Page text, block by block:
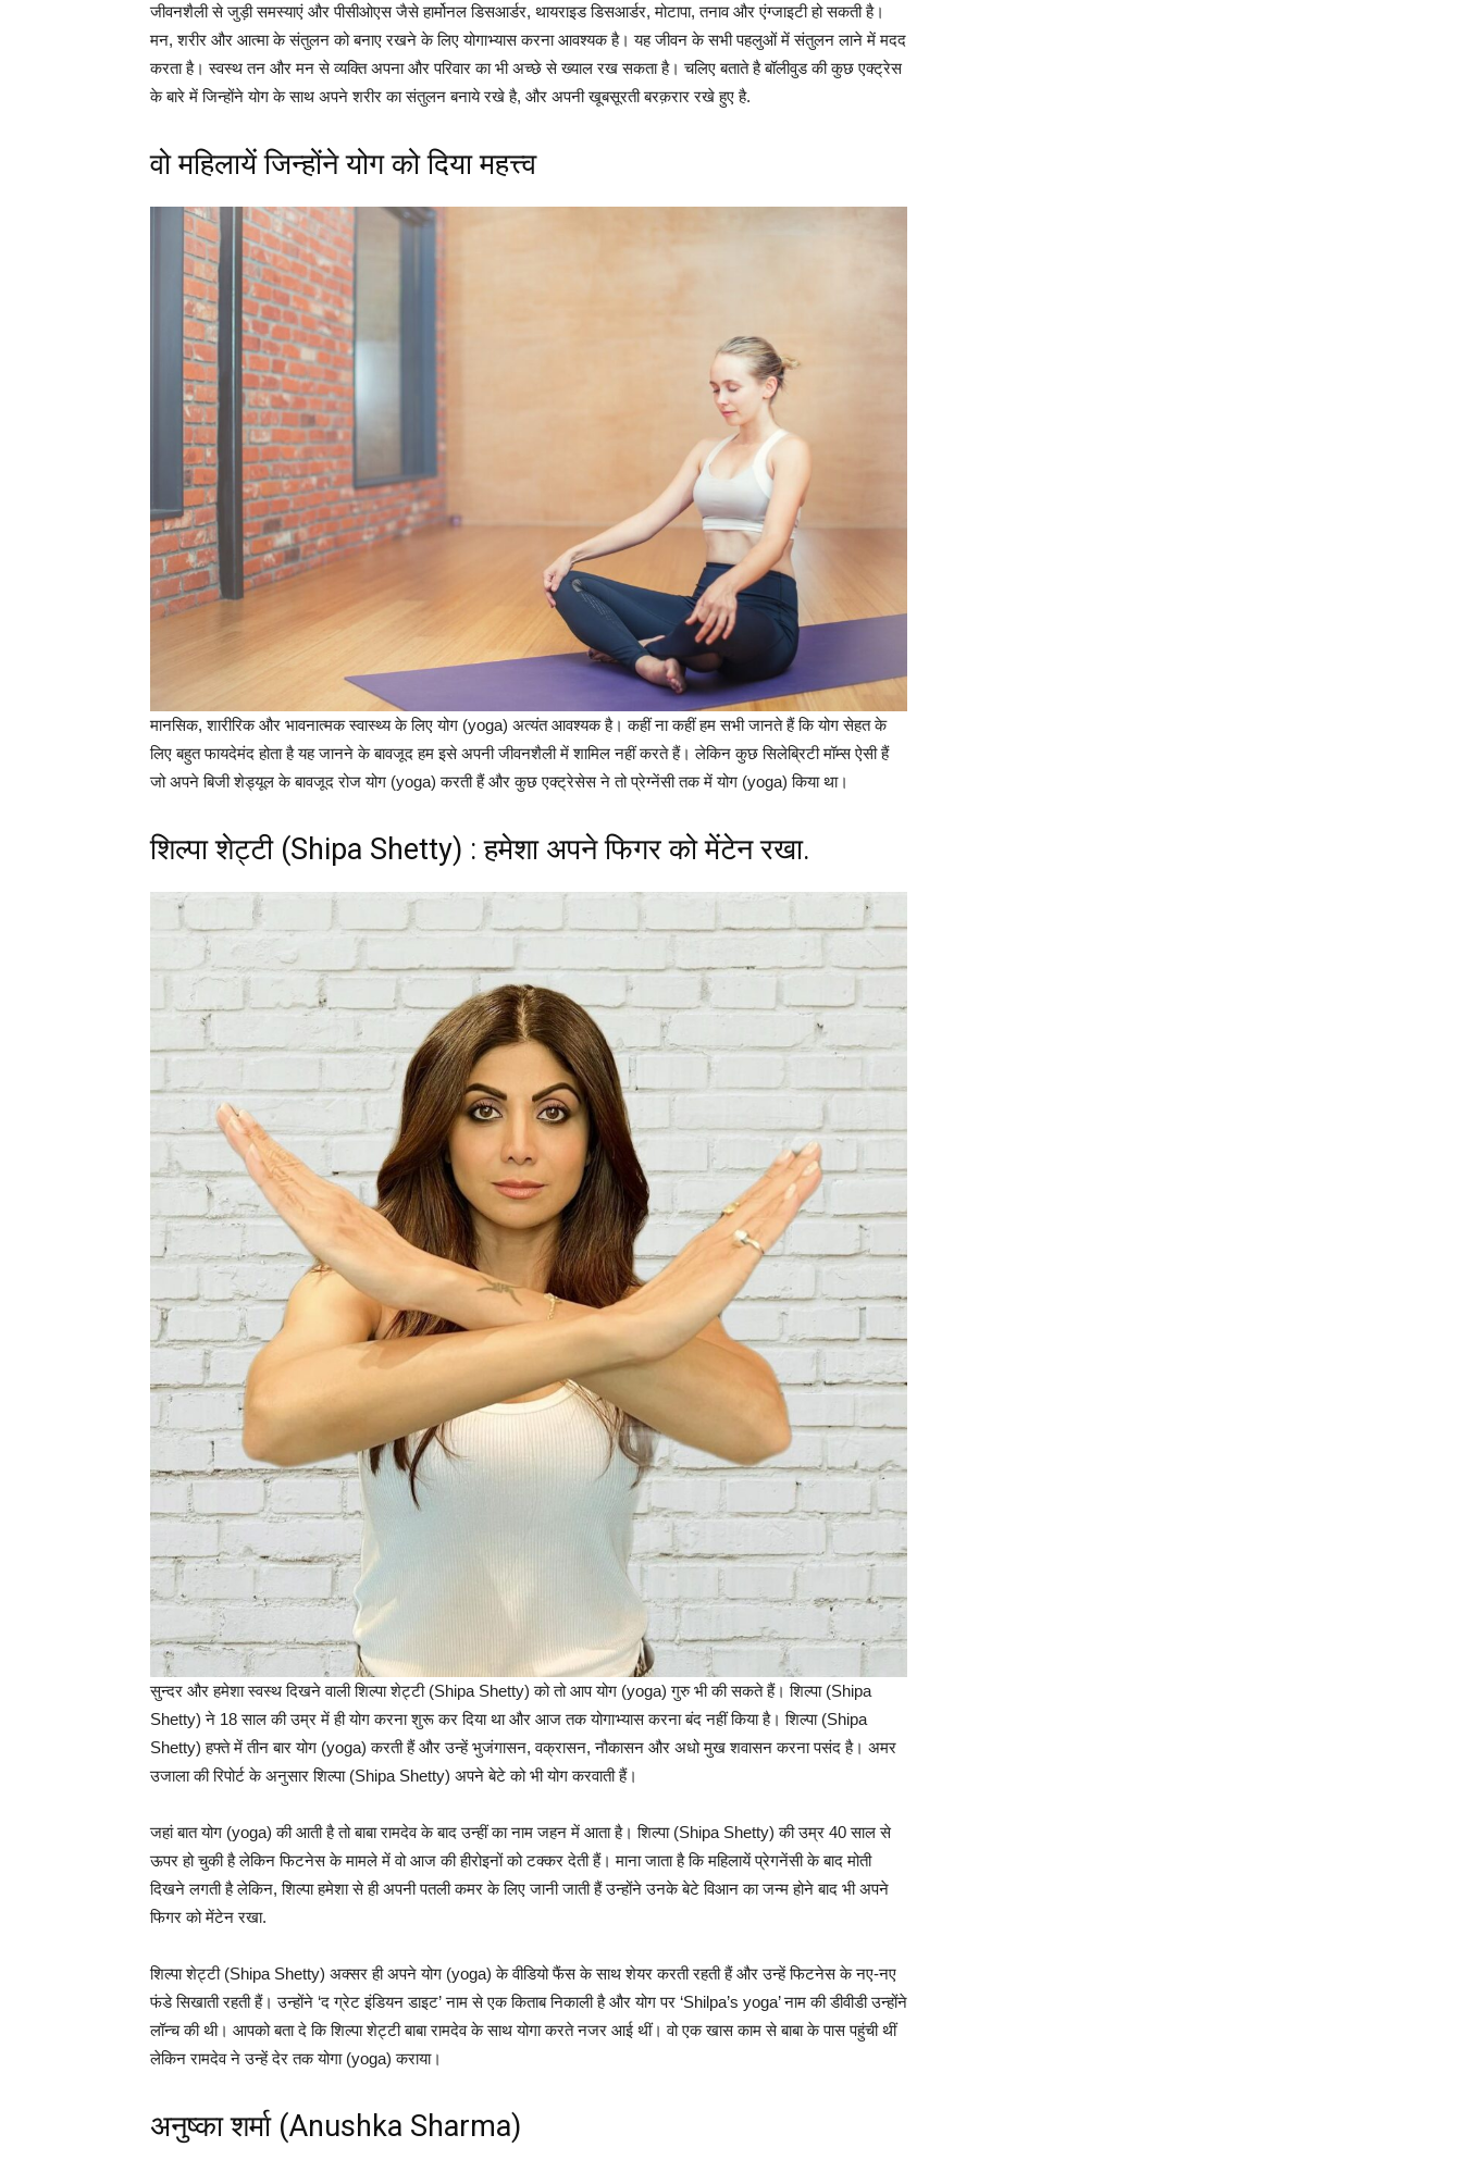
जीवनशैली से जुड़ी समस्याएं और पीसीओएस जैसे हार्मोनल डिसआर्डर, थायराइड डिसआर्डर, मोटापा, तनाव और एंग्जाइटी हो सकती है।
मन, शरीर और आत्मा के संतुलन को बनाए रखने के लिए योगाभ्यास करना आवश्यक है। यह जीवन के सभी पहलुओं में संतुलन लाने में मदद
करता है। स्वस्थ तन और मन से व्यक्ति अपना और परिवार का भी अच्छे से ख्याल रख सकता है। चलिए बताते है बॉलीवुड की कुछ एक्ट्रेस
के बारे में जिन्होंने योग के साथ अपने शरीर का संतुलन बनाये रखे है, और अपनी खूबसूरती बरक़रार रखे हुए है.
वो महिलायें जिन्होंने योग को दिया महत्त्व
मानसिक, शारीरिक और भावनात्‍मक स्‍वास्‍थ्‍य के लिए योग (yoga) अत्‍यंत आवश्‍यक है। कहीं ना कहीं हम सभी जानते हैं कि योग सेहत के
लिए बहुत फायदेमंद होता है यह जानने के बावजूद हम इसे अपनी जीवनशैली में शामिल नहीं करते हैं। लेकिन कुछ सिलेब्रिटी मॉम्‍स ऐसी हैं
जो अपने बिजी शेड्यूल के बावजूद रोज योग (yoga) करती हैं और कुछ एक्‍ट्रेसेस ने तो प्रेग्‍नेंसी तक में योग (yoga) किया था।
​शिल्‍पा शेट्टी (Shipa Shetty) : हमेशा अपने फिगर को मेंटेन रखा.
सुन्दर और हमेशा स्वस्थ दिखने वाली शिल्‍पा शेट्टी (Shipa Shetty) को तो आप योग (yoga) गुरु भी की सकते हैं। शिल्‍पा (Shipa
Shetty) ने 18 साल की उम्र में ही योग करना शुरू कर दिया था और आज तक योगाभ्‍यास करना बंद नहीं किया है। शिल्‍पा (Shipa
Shetty) हफ्ते में तीन बार योग (yoga) करती हैं और उन्‍हें भुजंगासन, वक्रासन, नौकासन और अधो मुख शवासन करना पसंद है। अमर
उजाला की रिपोर्ट के अनुसार शिल्‍पा (Shipa Shetty) अपने बेटे को भी योग करवाती हैं।
जहां बात योग (yoga) की आती है तो बाबा रामदेव के बाद उन्हीं का नाम जहन में आता है। शिल्पा (Shipa Shetty) की उम्र 40 साल से
ऊपर हो चुकी है लेकिन फिटनेस के मामले में वो आज की हीरोइनों को टक्कर देती हैं। माना जाता है कि महिलायें प्रेगनेंसी के बाद मोती
दिखने लगती है लेकिन, शिल्पा हमेशा से ही अपनी पतली कमर के लिए जानी जाती हैं उन्होंने उनके बेटे विआन का जन्म होने बाद भी अपने
फिगर को मेंटेन रखा.
शिल्पा शेट्टी (Shipa Shetty) अक्सर ही अपने योग (yoga) के वीडियो फैंस के साथ शेयर करती रहती हैं और उन्हें फिटनेस के नए-नए
फंडे सिखाती रहती हैं। उन्होंने ‘द ग्रेट इंडियन डाइट’ नाम से एक किताब निकाली है और योग पर ‘Shilpa’s yoga’ नाम की डीवीडी उन्होंने
लॉन्च की थी। आपको बता दे कि शिल्पा शेट्टी बाबा रामदेव के साथ योगा करते नजर आई थीं। वो एक खास काम से बाबा के पास पहुंची थीं
लेकिन रामदेव ने उन्हें देर तक योगा (yoga) कराया।
अनुष्‍का शर्मा (Anushka Sharma)